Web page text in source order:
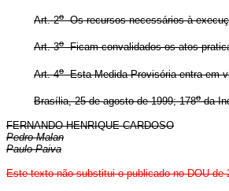
Art. 2oOs recursos necessários à
Art. 3oFicam convalidados os atos
Art. 4oEsta Medida Provisória entra em
Brasília, 25 de agosto de 1999; 178oda
FERNANDO HENRIQUE CARDOSO
Pedro Malan
Paulo Paiva
Este texto não substitui o publicado no DOU de